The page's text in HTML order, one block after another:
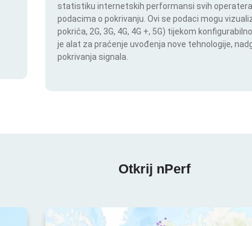
statistiku internetskih performansi svih
podacima o pokrivanju. Ovi se podaci mogu
pokrića, 2G, 3G, 4G, 4G +, 5G) tijekom
je alat za praćenje uvođenja nove tehnologije,
pokrivanja signala.
Otkrij nPerf